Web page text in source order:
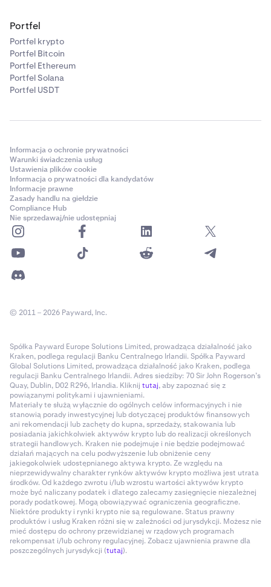
Portfel
Portfel krypto
Portfel Bitcoin
Portfel Ethereum
Portfel Solana
Portfel USDT
Informacja o ochronie prywatności
Warunki świadczenia usług
Ustawienia plików cookie
Informacja o prywatności dla kandydatów
Informacje prawne
Zasady handlu na giełdzie
Compliance Hub
Nie sprzedawaj/nie udostępniaj
© 2011 – 2026 Payward, Inc.
Spółka Payward Europe Solutions Limited, prowadząca działalność jako
Kraken, podlega regulacji Banku Centralnego Irlandii. Spółka Payward
Global Solutions Limited, prowadząca działalność jako Kraken, podlega
regulacji Banku Centralnego Irlandii. Adres siedziby: 70 Sir John Rogerson’s
Quay, Dublin, D02 R296, Irlandia. Kliknij tutaj, aby zapoznać się z
powiązanymi politykami i ujawnieniami.
Materiały te służą wyłącznie do ogólnych celów informacyjnych i nie
stanowią porady inwestycyjnej lub dotyczącej produktów finansowych
ani rekomendacji lub zachęty do kupna, sprzedaży, stakowania lub
posiadania jakichkolwiek aktywów krypto lub do realizacji określonych
strategii handlowych. Kraken nie podejmuje i nie będzie podejmować
działań mających na celu podwyższenie lub obniżenie ceny
jakiegokolwiek udostępnianego aktywa krypto. Ze względu na
nieprzewidywalny charakter rynków aktywów krypto możliwa jest utrata
środków. Od każdego zwrotu i/lub wzrostu wartości aktywów krypto
może być naliczany podatek i dlatego zalecamy zasięgnięcie niezależnej
porady podatkowej. Mogą obowiązywać ograniczenia geograficzne.
Niektóre produkty i rynki krypto nie są regulowane. Status prawny
produktów i usług Kraken różni się w zależności od jurysdykcji. Możesz nie
mieć dostępu do ochrony przewidzianej w rządowych programach
rekompensat i/lub ochrony regulacyjnej. Zobacz ujawnienia prawne dla
poszczególnych jurysdykcji (tutaj).